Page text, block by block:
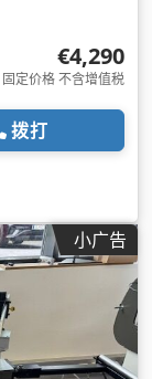
€4,290
固定价格 不含增值税
拨打
小广告